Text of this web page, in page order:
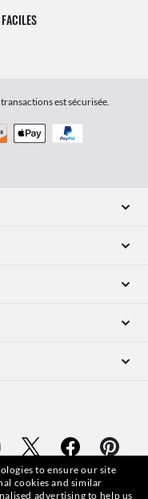
est sécurisée.
to ensure our site
cookies and similar
advertising to help us